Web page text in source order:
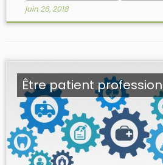
juin 26, 2018
Être patient